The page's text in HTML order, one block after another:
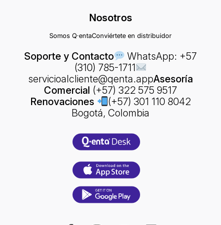
Nosotros
Somos Q·entaConviértete en distribuidor
Soporte y Contacto
WhatsApp: +57
(310) 785-1711
servicioalcliente@qenta.appAsesoría
Comercial (+57) 322 575 9517
Renovaciones
(+57) 301 110 8042
Bogotá, Colombia